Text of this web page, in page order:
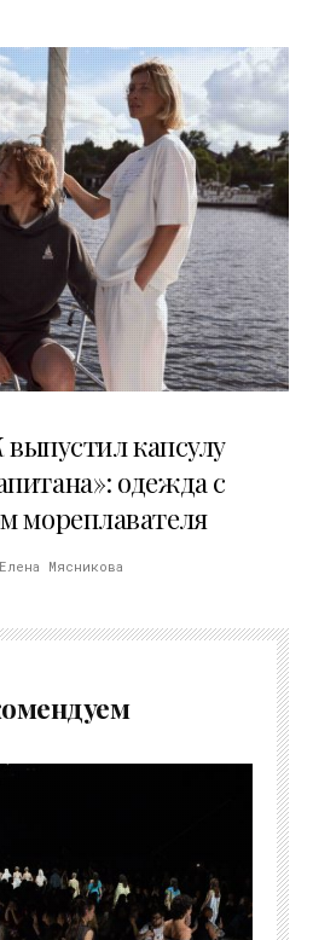
капсулу
одежда с
мореплавателя
Елена Мясникова